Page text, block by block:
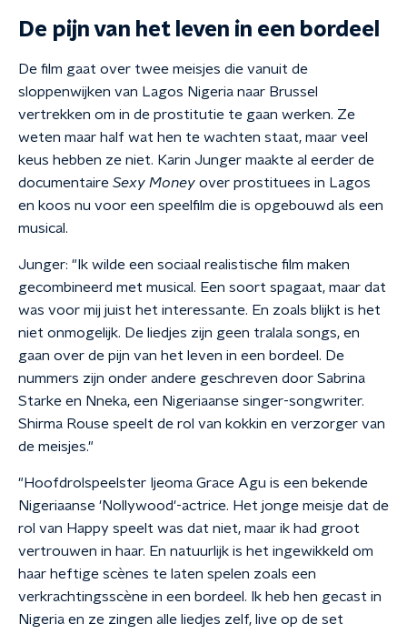
De pijn van het leven in een bordeel
De film gaat over twee meisjes die vanuit de
sloppenwijken van Lagos Nigeria naar Brussel
vertrekken om in de prostitutie te gaan werken. Ze
weten maar half wat hen te wachten staat, maar veel
keus hebben ze niet. Karin Junger maakte al eerder de
documentaire Sexy Money over prostituees in Lagos
en koos nu voor een speelfilm die is opgebouwd als een
musical.
Junger: "Ik wilde een sociaal realistische film maken
gecombineerd met musical. Een soort spagaat, maar dat
was voor mij juist het interessante. En zoals blijkt is het
niet onmogelijk. De liedjes zijn geen tralala songs, en
gaan over de pijn van het leven in een bordeel. De
nummers zijn onder andere geschreven door Sabrina
Starke en Nneka, een Nigeriaanse singer-songwriter.
Shirma Rouse speelt de rol van kokkin en verzorger van
de meisjes."
"Hoofdrolspeelster Ijeoma Grace Agu is een bekende
Nigeriaanse 'Nollywood'-actrice. Het jonge meisje dat de
rol van Happy speelt was dat niet, maar ik had groot
vertrouwen in haar. En natuurlijk is het ingewikkeld om
haar heftige scènes te laten spelen zoals een
verkrachtingsscène in een bordeel. Ik heb hen gecast in
Nigeria en ze zingen alle liedjes zelf, live op de set